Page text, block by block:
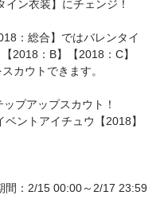
ン衣装】にチェンジ！
：総合】ではバレンタイ
2018：B】【2018：C】
カウトできます。
プアップスカウト！
ントアイチュウ【2018】
間：2/15 00:00～2/17 23:59